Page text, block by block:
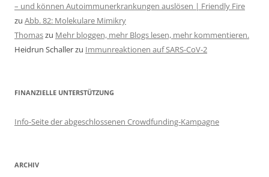
– und können Autoimmunerkrankungen auslösen | Friendly Fire
zu Abb. 82: Molekulare Mimikry
Thomaszu Mehr bloggen, mehr Blogs lesen, mehr kommentieren.
Heidrun Schallerzu Immunreaktionen auf SARS-CoV-2
FINANZIELLE UNTERSTÜTZUNG
Info-Seite der abgeschlossenen Crowdfunding-Kampagne
ARCHIV